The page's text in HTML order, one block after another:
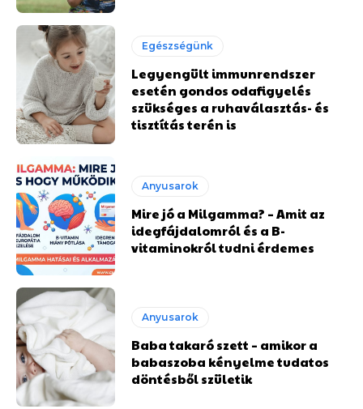
Egészségünk
Legyengült immunrendszer
esetén gondos odafigyelés
szükséges a ruhaválasztás- és
tisztítás terén is
Anyusarok
Mire jó a Milgamma? – Amit az
idegfájdalomról és a B-
vitaminokról tudni érdemes
Anyusarok
Baba takaró szett – amikor a
babaszoba kényelme tudatos
döntésből születik